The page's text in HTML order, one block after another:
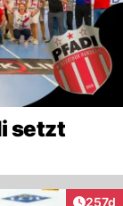
setzt
257d